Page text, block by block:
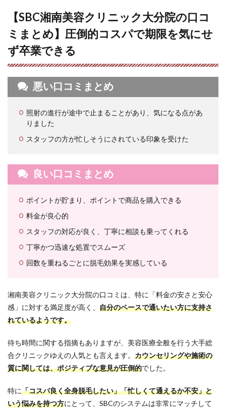
｜気
全身
脱毛
を始
にお
すす
め
7
美容
ク大
分院
料カ
セリ
と施
術の
流れ
7.1
また
は
でご
7.2
🏥 受
付・
ンセ
リン
グ・
【SBC湘南美容クリニック大分院の口コ
ミまとめ】圧倒的コスパで期限を気にせ
ず卒業できる
悪い口コミまとめ
照射の進行が途中で止まることがあり、気になる点があ
りました
スタッフの方が忙しそうにされている印象を受けた
良い口コミまとめ
ポイントが貯まり、ポイントで商品を購入できる
料金が良心的
スタッフの対応が良く、丁寧に相談も乗ってくれる
丁寧かつ迅速な処置でスムーズ
回数を重ねるごとに脱毛効果を実感している
湘南美容クリニック大分院の口コミは、特に「料金の安さと安心
感」に対する満足度が高く、 自分のペースで通いたい方に支持さ
れているようです。
待ち時間に関する指摘もありますが、美容医療全般を行う大手総
合クリニックゆえの人気とも言えます。 カウンセリングや施術の
質に関しては、ポジティブな意見が圧倒的でした。
特に「コスパ良く全身脱毛したい」「忙しくて通えるか不安」と
いう悩みを持つ方にとって、SBCのシステムは非常にマッチして